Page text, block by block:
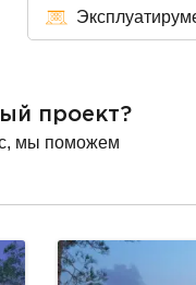
проект?
мы поможем